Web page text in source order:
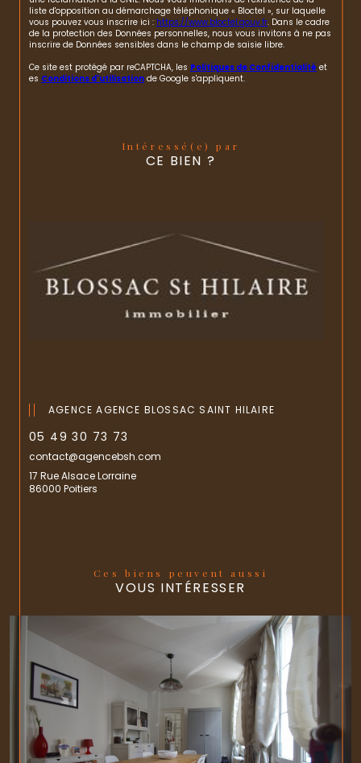
liste d'opposition au démarchage téléphonique « Bloctel », sur laquelle
vous pouvez vous inscrire ici : https://www.bloctel.gouv.fr. Dans le cadre
de la protection des Données personnelles, nous vous invitons à ne pas
inscrire de Données sensibles dans le champ de saisie libre.
Ce site est protégé par reCAPTCHA, les Politiques de Confidentialité et
es Conditions d'utilisation de Google s'appliquent.
Intéressé(e) par
CE BIEN ?
AGENCE AGENCE BLOSSAC SAINT HILAIRE
05 49 30 73 73
contact@agencebsh.com
17 Rue Alsace Lorraine
86000 Poitiers
Ces biens peuvent aussi
VOUS INTÉRESSER